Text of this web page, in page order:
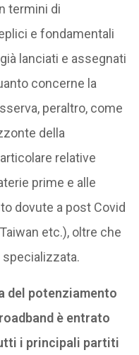
termini di
e fondamentali
lanciati e assegnati
concerne la
peraltro, come
della
relative
prime e alle
dovute a post Covid
etc.), oltre che
specializzata.
del potenziamento
è entrato
i principali partiti